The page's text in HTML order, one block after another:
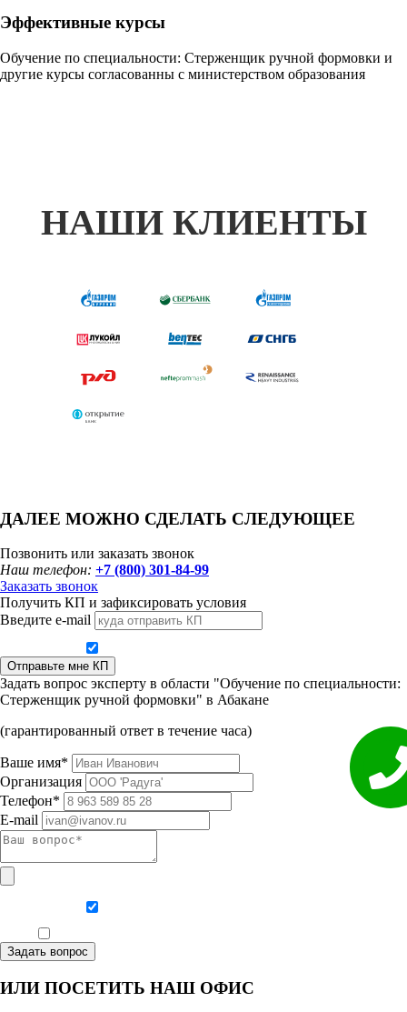
Эффективные курсы
Обучение по специальности: Стерженщик ручной формовки и
другие курсы согласованны с министерством образования
НАШИ КЛИЕНТЫ
ДАЛЕЕ МОЖНО СДЕЛАТЬ СЛЕДУЮЩЕЕ
Позвонить или заказать звонок
Наш телефон: +7 (800) 301-84-99
Заказать звонок
Получить КП и зафиксировать условия
Введите e-mail
Отправьте мне КП
Задать вопрос эксперту в области "Обучение по специальности:
Стерженщик ручной формовки" в Абакане
(гарантированный ответ в течение часа)
Ваше имя*
Организация
Телефон*
E-mail
Задать вопрос
ИЛИ ПОСЕТИТЬ НАШ ОФИС